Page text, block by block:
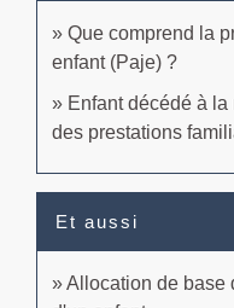
Que comprend la
enfant (Paje) ?
Enfant décédé à
des prestations
Et aussi
Allocation de base